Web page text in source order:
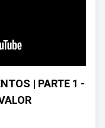
| PARTE 1 -